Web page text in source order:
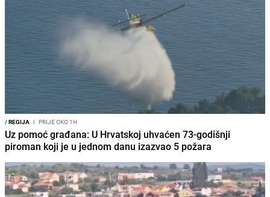
/REGIJA I PRIJE OKO 1H
Uz pomoć građana: U Hrvatskoj uhvaćen 73-godišnji
piroman koji je u jednom danu izazvao 5 požara